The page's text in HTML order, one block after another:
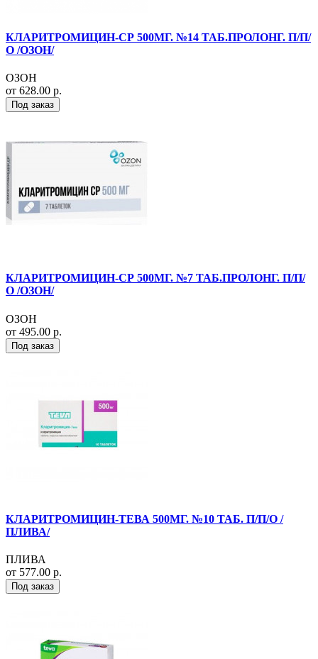
КЛАРИТРОМИЦИН-СР 500МГ. №14 ТАБ.ПРОЛОНГ. П/П/
О /ОЗОН/
ОЗОН
от 628.00 р.
Под заказ
КЛАРИТРОМИЦИН-СР 500МГ. №7 ТАБ.ПРОЛОНГ. П/П/
О /ОЗОН/
ОЗОН
от 495.00 р.
Под заказ
КЛАРИТРОМИЦИН-ТЕВА 500МГ. №10 ТАБ. П/П/О /
ПЛИВА/
ПЛИВА
от 577.00 р.
Под заказ